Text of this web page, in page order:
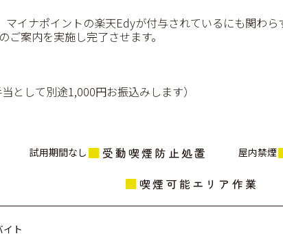
イナポイントの楽天Edyが付与されているにも関わら
案内を実施し完了させます。
として別途1,000円お振込みします）
試用期間なし 受動喫煙防止処置 屋内禁煙
喫煙可能エリア作業
イト